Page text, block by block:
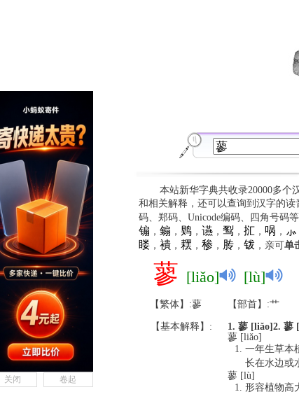
本站新华字典共收录20000多个
和相关解释，还可以查询到汉字的
码、郑码、Unicode编码、四角号码
䦂 ， 䥇 ， 䴗， 䜩， 䴕， 㧟 ， 㖞 ， ⺗
䁖， 䙡， 䎬 ， 䅟， 䏝， 䥽，亲可单
蓼 [liǎo] [lù]
【繁体】:蓼 【部首】:艹
【基本解释】: 1. 蓼 [liǎo] 2. 蓼
蓼 [liǎo]
一年生草本
长在水边或
蓼 [lù]
形容植物高
关闭 卷起